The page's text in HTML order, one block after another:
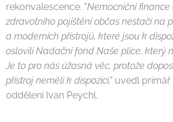
rekonvalescence. "Nemocniční finance
zdravotního pojištění občas nestačí na
a moderních přístrojů, které jsou k
oslovili Nadační fond Naše plíce, který
Je to pro nás úžasná věc, protože
přístroj neměli k dispozici," uvedl primář
oddělení Ivan Peychl.